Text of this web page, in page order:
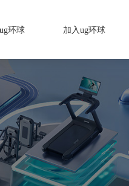
环球 加入ug环球